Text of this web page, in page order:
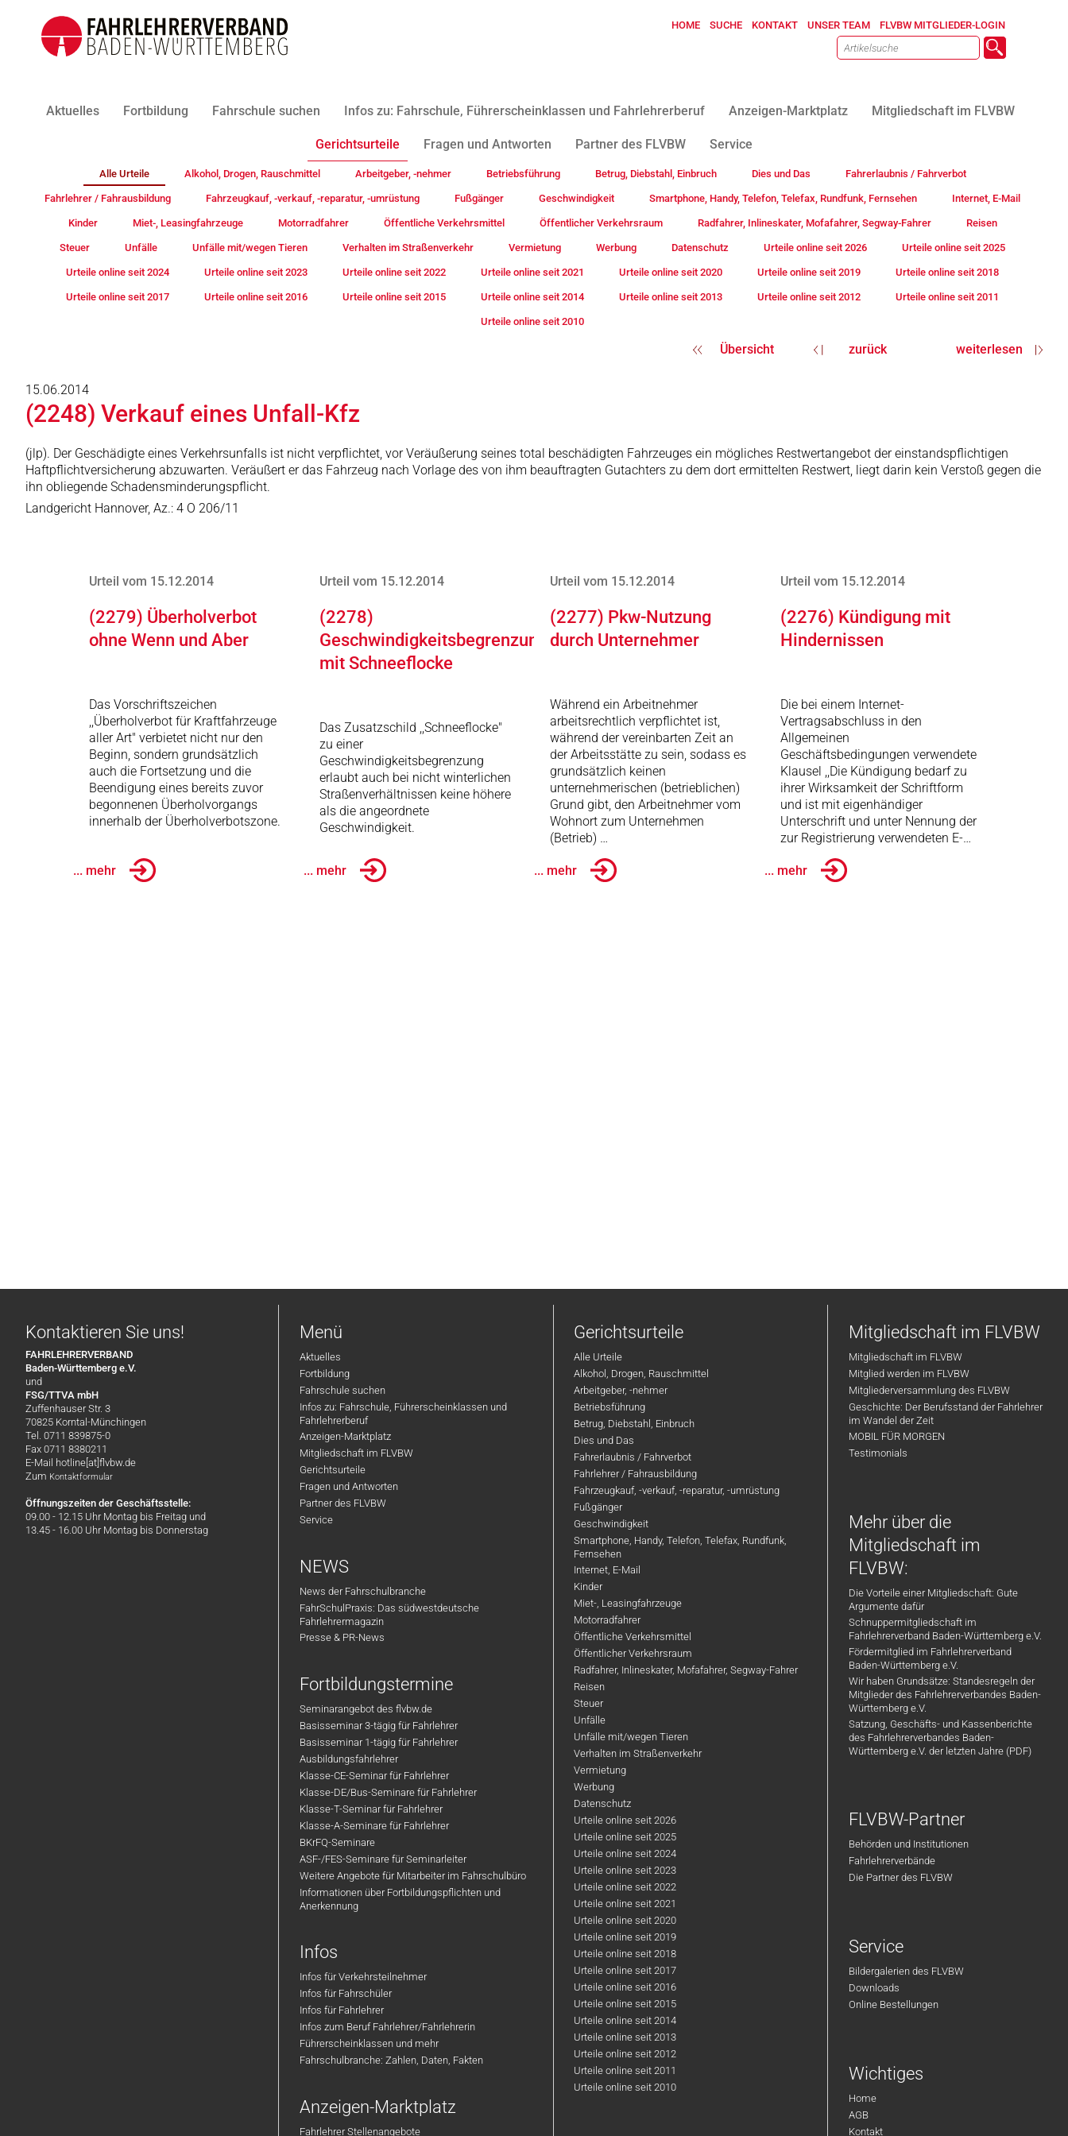
HOME SUCHE KONTAKT UNSER TEAM FLVBW MITGLIEDER-LOGIN
Aktuelles Fortbildung Fahrschule suchen Infos zu: Fahrschule, Führerscheinklassen und Fahrlehrerberuf Anzeigen-Marktplatz Mitgliedschaft im FLVBW
Gerichtsurteile Fragen und Antworten Partner des FLVBW Service
Alle Urteile Alkohol, Drogen, Rauschmittel Arbeitgeber, -nehmer Betriebsführung Betrug, Diebstahl, Einbruch Dies und Das Fahrerlaubnis / Fahrverbot
Fahrlehrer / Fahrausbildung Fahrzeugkauf, -verkauf, -reparatur, -umrüstung Fußgänger Geschwindigkeit Smartphone, Handy, Telefon, Telefax, Rundfunk, Fernsehen Internet, E-Mail
Kinder Miet-, Leasingfahrzeuge Motorradfahrer Öffentliche Verkehrsmittel Öffentlicher Verkehrsraum Radfahrer, Inlineskater, Mofafahrer, Segway-Fahrer Reisen
Steuer Unfälle Unfälle mit/wegen Tieren Verhalten im Straßenverkehr Vermietung Werbung Datenschutz Urteile online seit 2026 Urteile online seit 2025
Urteile online seit 2024 Urteile online seit 2023 Urteile online seit 2022 Urteile online seit 2021 Urteile online seit 2020 Urteile online seit 2019 Urteile online seit 2018
Urteile online seit 2017 Urteile online seit 2016 Urteile online seit 2015 Urteile online seit 2014 Urteile online seit 2013 Urteile online seit 2012 Urteile online seit 2011
Urteile online seit 2010
Übersicht zurück weiterlesen
15.06.2014
(2248) Verkauf eines Unfall-Kfz
(jlp). Der Geschädigte eines Verkehrsunfalls ist nicht verpflichtet, vor Veräußerung seines total beschädigten Fahrzeuges ein mögliches Restwertangebot der einstandspflichtigen
Haftpflichtversicherung abzuwarten. Veräußert er das Fahrzeug nach Vorlage des von ihm beauftragten Gutachters zu dem dort ermittelten Restwert, liegt darin kein Verstoß gegen die
ihn obliegende Schadensminderungspflicht.
Landgericht Hannover, Az.: 4 O 206/11
Urteil vom 15.12.2014
(2279) Überholverbot
ohne Wenn und Aber
Das Vorschriftszeichen
,,Überholverbot für Kraftfahrzeuge
aller Art" verbietet nicht nur den
Beginn, sondern grundsätzlich
auch die Fortsetzung und die
Beendigung eines bereits zuvor
begonnenen Überholvorgangs
innerhalb der Überholverbotszone.
... mehr
Urteil vom 15.12.2014
(2278)
Geschwindigkeitsbegrenzung
mit Schneeflocke
Das Zusatzschild ,,Schneeflocke"
zu einer
Geschwindigkeitsbegrenzung
erlaubt auch bei nicht winterlichen
Straßenverhältnissen keine höhere
als die angeordnete
Geschwindigkeit.
... mehr
Urteil vom 15.12.2014
(2277) Pkw-Nutzung
durch Unternehmer
Während ein Arbeitnehmer
arbeitsrechtlich verpflichtet ist,
während der vereinbarten Zeit an
der Arbeitsstätte zu sein, sodass es
grundsätzlich keinen
unternehmerischen (betrieblichen)
Grund gibt, den Arbeitnehmer vom
Wohnort zum Unternehmen
(Betrieb) …
... mehr
Urteil vom 15.12.2014
(2276) Kündigung mit
Hindernissen
Die bei einem Internet-
Vertragsabschluss in den
Allgemeinen
Geschäftsbedingungen verwendete
Klausel ,,Die Kündigung bedarf zu
ihrer Wirksamkeit der Schriftform
und ist mit eigenhändiger
Unterschrift und unter Nennung der
zur Registrierung verwendeten E-…
... mehr
Kontaktieren Sie uns!
FAHRLEHRERVERBAND
Baden-Württemberg e.V.
und
FSG/TTVA mbH
Zuffenhauser Str. 3
70825 Korntal-Münchingen
Tel. 0711 839875-0
Fax 0711 8380211
E-Mail hotline[at]flvbw.de
Zum Kontaktformular
Öffnungszeiten der Geschäftsstelle:
09.00 - 12.15 Uhr Montag bis Freitag und
13.45 - 16.00 Uhr Montag bis Donnerstag
Menü
Aktuelles
Fortbildung
Fahrschule suchen
Infos zu: Fahrschule, Führerscheinklassen und
Fahrlehrerberuf
Anzeigen-Marktplatz
Mitgliedschaft im FLVBW
Gerichtsurteile
Fragen und Antworten
Partner des FLVBW
Service
NEWS
News der Fahrschulbranche
FahrSchulPraxis: Das südwestdeutsche
Fahrlehrermagazin
Presse & PR-News
Fortbildungstermine
Seminarangebot des flvbw.de
Basisseminar 3-tägig für Fahrlehrer
Basisseminar 1-tägig für Fahrlehrer
Ausbildungsfahrlehrer
Klasse-CE-Seminar für Fahrlehrer
Klasse-DE/Bus-Seminare für Fahrlehrer
Klasse-T-Seminar für Fahrlehrer
Klasse-A-Seminare für Fahrlehrer
BKrFQ-Seminare
ASF-/FES-Seminare für Seminarleiter
Weitere Angebote für Mitarbeiter im Fahrschulbüro
Informationen über Fortbildungspflichten und
Anerkennung
Infos
Infos für Verkehrsteilnehmer
Infos für Fahrschüler
Infos für Fahrlehrer
Infos zum Beruf Fahrlehrer/Fahrlehrerin
Führerscheinklassen und mehr
Fahrschulbranche: Zahlen, Daten, Fakten
Anzeigen-Marktplatz
Fahrlehrer Stellenangebote
Gerichtsurteile
Alle Urteile
Alkohol, Drogen, Rauschmittel
Arbeitgeber, -nehmer
Betriebsführung
Betrug, Diebstahl, Einbruch
Dies und Das
Fahrerlaubnis / Fahrverbot
Fahrlehrer / Fahrausbildung
Fahrzeugkauf, -verkauf, -reparatur, -umrüstung
Fußgänger
Geschwindigkeit
Smartphone, Handy, Telefon, Telefax, Rundfunk,
Fernsehen
Internet, E-Mail
Kinder
Miet-, Leasingfahrzeuge
Motorradfahrer
Öffentliche Verkehrsmittel
Öffentlicher Verkehrsraum
Radfahrer, Inlineskater, Mofafahrer, Segway-Fahrer
Reisen
Steuer
Unfälle
Unfälle mit/wegen Tieren
Verhalten im Straßenverkehr
Vermietung
Werbung
Datenschutz
Urteile online seit 2026
Urteile online seit 2025
Urteile online seit 2024
Urteile online seit 2023
Urteile online seit 2022
Urteile online seit 2021
Urteile online seit 2020
Urteile online seit 2019
Urteile online seit 2018
Urteile online seit 2017
Urteile online seit 2016
Urteile online seit 2015
Urteile online seit 2014
Urteile online seit 2013
Urteile online seit 2012
Urteile online seit 2011
Urteile online seit 2010
Mitgliedschaft im FLVBW
Mitgliedschaft im FLVBW
Mitglied werden im FLVBW
Mitgliederversammlung des FLVBW
Geschichte: Der Berufsstand der Fahrlehrer
im Wandel der Zeit
MOBIL FÜR MORGEN
Testimonials
Mehr über die
Mitgliedschaft im
FLVBW:
Die Vorteile einer Mitgliedschaft: Gute
Argumente dafür
Schnuppermitgliedschaft im
Fahrlehrerverband Baden-Württemberg e.V.
Fördermitglied im Fahrlehrerverband
Baden-Württemberg e.V.
Wir haben Grundsätze: Standesregeln der
Mitglieder des Fahrlehrerverbandes Baden-
Württemberg e.V.
Satzung, Geschäfts- und Kassenberichte
des Fahrlehrerverbandes Baden-
Württemberg e.V. der letzten Jahre (PDF)
FLVBW-Partner
Behörden und Institutionen
Fahrlehrerverbände
Die Partner des FLVBW
Service
Bildergalerien des FLVBW
Downloads
Online Bestellungen
Wichtiges
Home
AGB
Kontakt